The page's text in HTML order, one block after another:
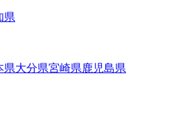
県
県大分県宮崎県鹿児島県